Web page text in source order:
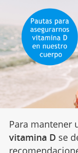
Para mantener
vitamina D se